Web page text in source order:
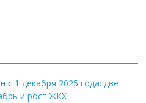
с 1 декабря 2025 года: две
и рост ЖКХ